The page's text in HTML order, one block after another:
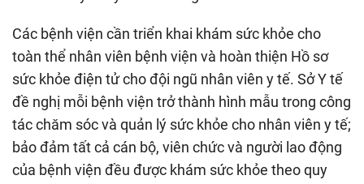
Các bệnh viện cần triển khai khám sức khỏe cho
toàn thể nhân viên bệnh viện và hoàn thiện Hồ sơ
sức khỏe điện tử cho đội ngũ nhân viên y tế. Sở Y tế
đề nghị mỗi bệnh viện trở thành hình mẫu trong công
tác chăm sóc và quản lý sức khỏe cho nhân viên y tế;
bảo đảm tất cả cán bộ, viên chức và người lao động
của bệnh viện đều được khám sức khỏe theo quy